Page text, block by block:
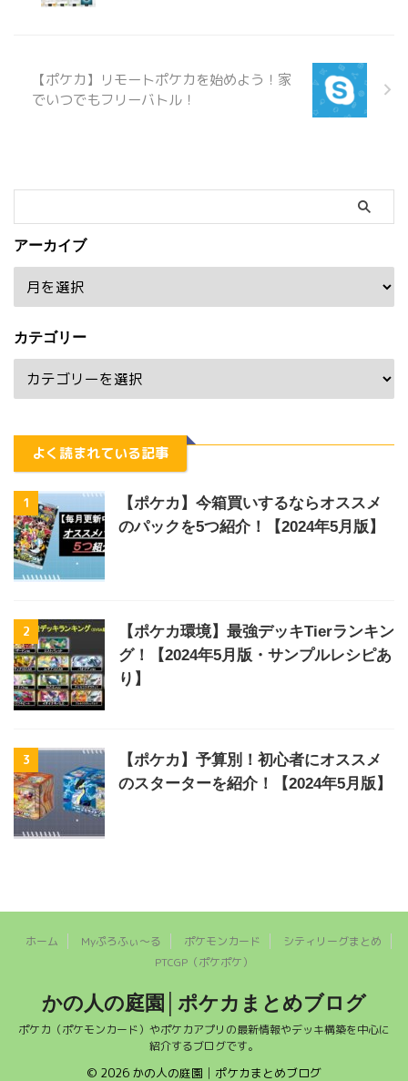
【ポケカ】リモートポケカを始めよう！家
でいつでもフリーバトル！
アーカイブ
カテゴリー
よく読まれている記事
1
【ポケカ】今箱買いするならオススメ
のパックを5つ紹介！【2024年5月版】
2
【ポケカ環境】最強デッキTierランキン
グ！【2024年5月版・サンプルレシピあ
り】
3
【ポケカ】予算別！初心者にオススメ
のスターターを紹介！【2024年5月版】
ホーム Myぷろふぃ～る ポケモンカード
シティリーグまとめ
PTCGP（ポケポケ）
かの人の庭園│ポケカまとめブログ
ポケカ（ポケモンカード）やポケカアプリの最新情報やデッキ構築を中心に
紹介するブログです。
© 2026 かの人の庭園│ポケカまとめブログ